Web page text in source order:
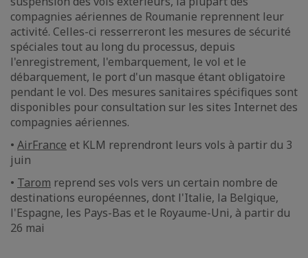
compagnies aériennes de Roumanie reprennent leur
activité. Celles-ci resserreront les mesures de sécurité
spéciales tout au long du processus, depuis
l'enregistrement, l'embarquement, le vol et le
débarquement, le port d'un masque étant obligatoire
pendant le vol. Des mesures sanitaires spécifiques sont
disponibles pour consultation sur les sites Internet des
compagnies aériennes.
• AirFrance et KLM reprendront leurs vols à partir du 3
juin
• Tarom reprend ses vols vers un certain nombre de
destinations européennes, dont l'Italie, la Belgique,
l'Espagne, les Pays-Bas et le Royaume-Uni, à partir du
26 mai